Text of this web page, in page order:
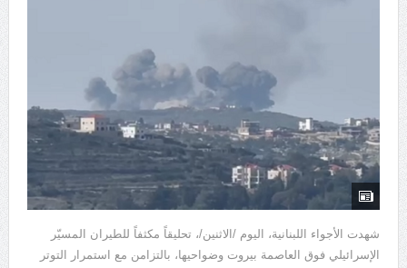
شهدت الأجواء اللبنانية، اليوم /الاثنين/، تحليقاً مكثفاً للطيران المسيّر
الإسرائيلي فوق العاصمة بيروت وضواحيها، بالتزامن مع استمرار التوتر